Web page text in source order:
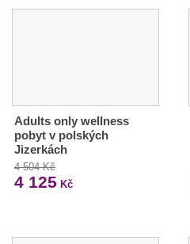
Adults only wellness
pobyt v polských
Jizerkách
4 504 Kč
4 125 Kč